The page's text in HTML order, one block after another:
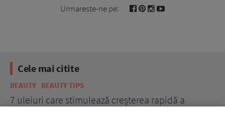
Urmareste-ne pe:
Cele mai citite
BEAUTY BEAUTY TIPS
7 uleiuri care stimulează creșterea rapidă a